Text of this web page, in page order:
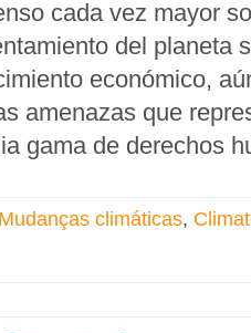
cada vez mayor
del planeta
económico,
amenazas que
gama de derechos
Mudanças climáticas,